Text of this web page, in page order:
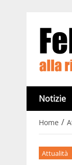
Notizie
Home /
Attualità